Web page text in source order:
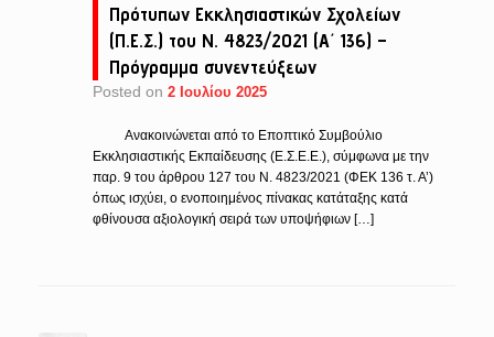
Πρότυπων Εκκλησιαστικών Σχολείων
(Π.Ε.Σ.) του Ν. 4823/2021 (Α΄ 136) –
Πρόγραμμα συνεντεύξεων
Posted on 2 Ιουλίου 2025
Ανακοινώνεται από το Εποπτικό Συμβούλιο
Εκκλησιαστικής Εκπαίδευσης (Ε.Σ.Ε.Ε.), σύμφωνα με την
παρ. 9 του άρθρου 127 του Ν. 4823/2021 (ΦΕΚ 136 τ. Α’)
όπως ισχύει, ο ενοποιημένος πίνακας κατάταξης κατά
φθίνουσα αξιολογική σειρά των υποψήφιων […]